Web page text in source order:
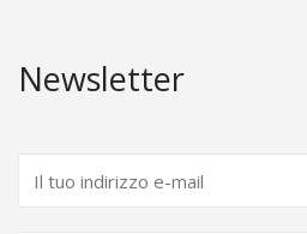
Newsletter